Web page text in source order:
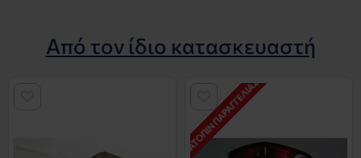
Από τον ίδιο κατασκευαστή
ΚΑΤΌΠΙΝ ΠΑΡΑΓΓΕΛΊΑΣ *